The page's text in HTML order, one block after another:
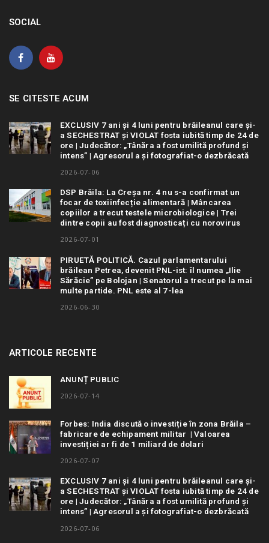
SOCIAL
SE CITESTE ACUM
EXCLUSIV 7 ani și 4 luni pentru brăileanul care și-
a SECHESTRAT și VIOLAT fosta iubită timp de 24 de
ore | Judecător: „Tânăra a fost umilită profund și
intens” | Agresorul a și fotografiat-o dezbrăcată
2026-07-06
DSP Brăila: La Creșa nr. 4 nu s-a confirmat un
focar de toxiinfecție alimentară | Mâncarea
copiilor a trecut testele microbiologice | Trei
dintre copii au fost diagnosticați cu norovirus
2026-07-01
PIRUETĂ POLITICĂ. Cazul parlamentarului
brăilean Petrea, devenit PNL-ist: îl numea „Ilie
Sărăcie” pe Bolojan | Senatorul a trecut pe la mai
multe partide. PNL este al 7-lea
2026-06-30
ARTICOLE RECENTE
ANUNȚ PUBLIC
2026-07-14
Forbes: India discută o investiție în zona Brăila –
fabricare de echipament militar | Valoarea
investiției ar fi de 1 miliard de dolari
2026-07-07
EXCLUSIV 7 ani și 4 luni pentru brăileanul care și-
a SECHESTRAT și VIOLAT fosta iubită timp de 24 de
ore | Judecător: „Tânăra a fost umilită profund și
intens” | Agresorul a și fotografiat-o dezbrăcată
2026-07-06